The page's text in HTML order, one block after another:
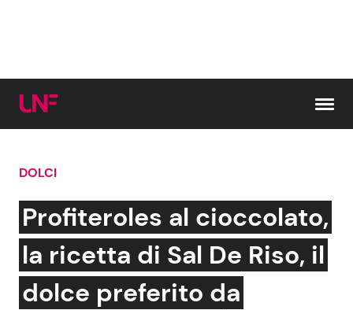
Cerca:
News e Cronaca
Attualità Italiana
Gossip e TV
Bellezze VIP
DOLCI
Profiteroles al cioccolato,
la ricetta di Sal De Riso, il
dolce preferito da